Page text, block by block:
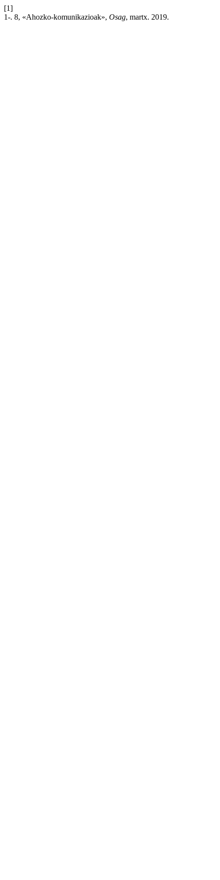
[1]
1-. 8, «Ahozko-komunikazioak», Osag, martx. 2019.